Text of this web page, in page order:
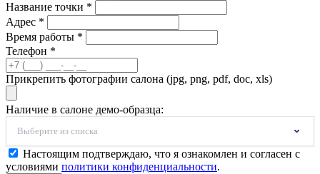
Название точки *
Адрес *
Время работы *
Телефон *
Прикрепить фотографии салона (jpg, png, pdf, doc, xls)
Наличие в салоне демо-образца:
Выберите из списка
Настоящим подтверждаю, что я ознакомлен и согласен с
условиями политики конфиденциальности.